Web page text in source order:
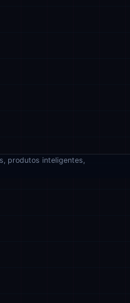
produtos inteligentes,